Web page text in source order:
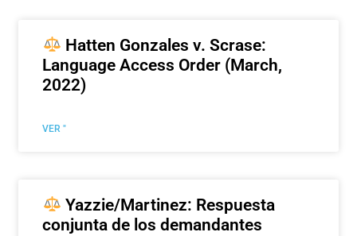
Hatten Gonzales v. Scrase:
Language Access Order (March,
2022)
VER "
Yazzie/Martinez: Respuesta
conjunta de los demandantes